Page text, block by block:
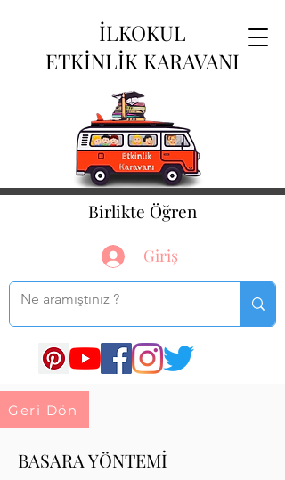
İLKOKUL
ETKİNLİK KARAVANI
Birlikte Öğren
Giriş
Geri Dön
BASARA YÖNTEMİ